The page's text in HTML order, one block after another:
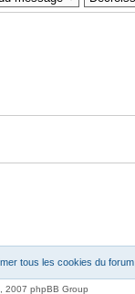
tous les cookies du forum
2007 phpBB Group